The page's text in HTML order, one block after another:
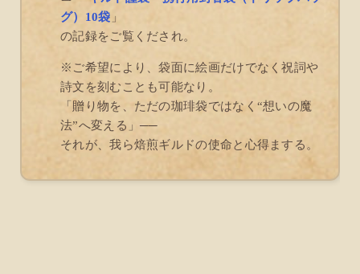
グ）10袋 」
の記録をご覧くだされ。
※ご希望により、袋面に絵画だけでなく祝詞や
詩文を刻むことも可能なり。
「贈り物を、ただの珈琲袋ではなく“想いの魔
法”へ変える」──
それが、我ら焙煎ギルドの使命と心得まする。